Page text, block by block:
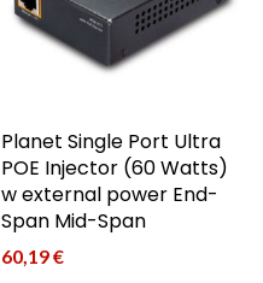
Planet Single Port Ultra
POE Injector (60 Watts)
w external power End-
Span Mid-Span
60,19€